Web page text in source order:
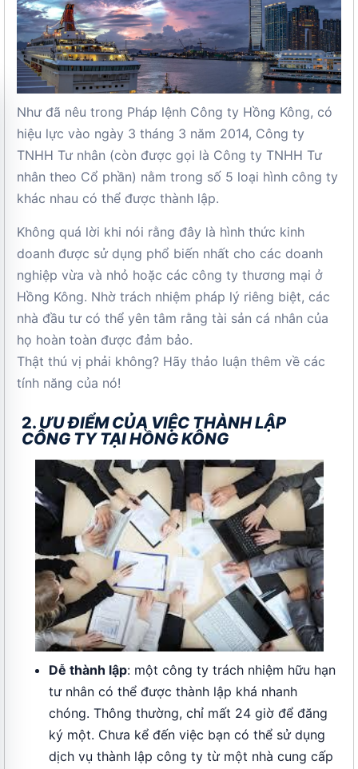
Như đã nêu trong Pháp lệnh Công ty Hồng Kông, có
hiệu lực vào ngày 3 tháng 3 năm 2014, Công ty
TNHH Tư nhân (còn được gọi là Công ty TNHH Tư
nhân theo Cổ phần) nằm trong số 5 loại hình công ty
khác nhau có thể được thành lập.
Không quá lời khi nói rằng đây là hình thức kinh
doanh được sử dụng phổ biến nhất cho các doanh
nghiệp vừa và nhỏ hoặc các công ty thương mại ở
Hồng Kông. Nhờ trách nhiệm pháp lý riêng biệt, các
nhà đầu tư có thể yên tâm rằng tài sản cá nhân của
họ hoàn toàn được đảm bảo.
Thật thú vị phải không? Hãy thảo luận thêm về các
tính năng của nó!
2. ƯU ĐIỂM CỦA VIỆC THÀNH LẬP
CÔNG TY TẠI HỒNG KÔNG
Dễ thành lập: một công ty trách nhiệm hữu hạn
tư nhân có thể được thành lập khá nhanh
chóng. Thông thường, chỉ mất 24 giờ để đăng
ký một. Chưa kể đến việc bạn có thể sử dụng
dịch vụ thành lập công ty từ một nhà cung cấp